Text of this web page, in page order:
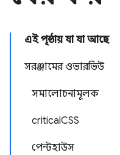
এই পৃষ্ঠায় যা যা আছে
সরঞ্জামের ওভারভিউ
সমালোচনামূলক
criticalCSS
পেন্টহাউস